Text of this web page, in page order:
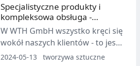
doświadczenia zdobytego
podczas 20 lat eksploatacji linii
compoundingu na wydziale
Segmentu Biznesowego
Tworzyw w Grupie Azoty S.A.
Specjalistyczne produkty i
kompleksowa obsługa -
standardowy pakiet WTH!
W WTH GmbH wszystko kręci się
wokół naszych klientów - to jest
klucz do sukcesu” - podkreśla
2024-05-13 tworzywa sztuczne